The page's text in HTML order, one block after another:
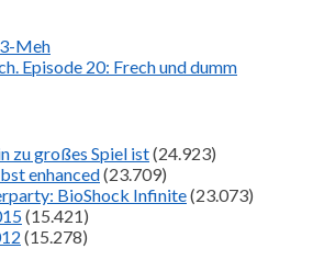
Meh
Episode 20: Frech und dumm
zu großes Spiel ist(24.923)
enhanced(23.709)
BioShock Infinite(23.073)
(15.421)
(15.278)